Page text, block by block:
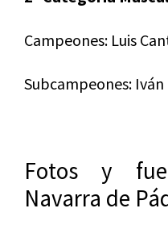
Campeones: Luis
Subcampeones:
Fotos y
Navarra de